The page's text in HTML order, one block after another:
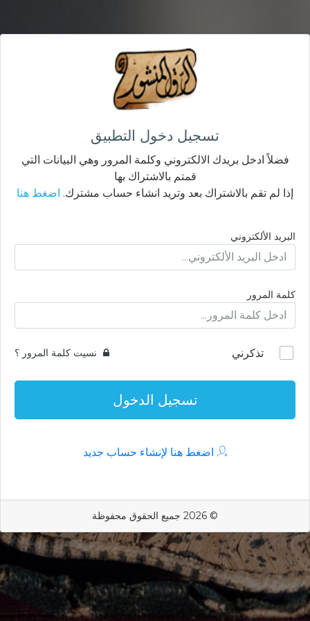
تسجيل دخول التطبيق
فضلاً ادخل بريدك الالكتروني وكلمة المرور وهي البيانات التي
قمتم بالاشتراك بها
إذا لم تقم بالاشتراك بعد وتريد انشاء حساب مشترك. اضغط هنا
البريد الألكتروني
كلمة المرور
تذكرني نسيت كلمة المرور ؟
تسجيل الدخول
اضغط هنا لإنشاء حساب جديد
© 2026 جميع الحقوق محفوظة